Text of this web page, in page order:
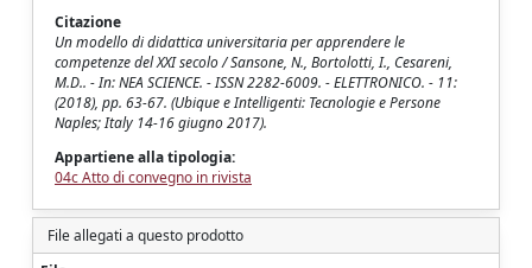
Citazione
Un modello di didattica universitaria per apprendere le
competenze del XXI secolo / Sansone, N., Bortolotti, I., Cesareni,
M.D.. - In: NEA SCIENCE. - ISSN 2282-6009. - ELETTRONICO. - 11:
(2018), pp. 63-67. (Ubique e Intelligenti: Tecnologie e Persone
Naples; Italy 14-16 giugno 2017).
Appartiene alla tipologia:
04c Atto di convegno in rivista
File allegati a questo prodotto